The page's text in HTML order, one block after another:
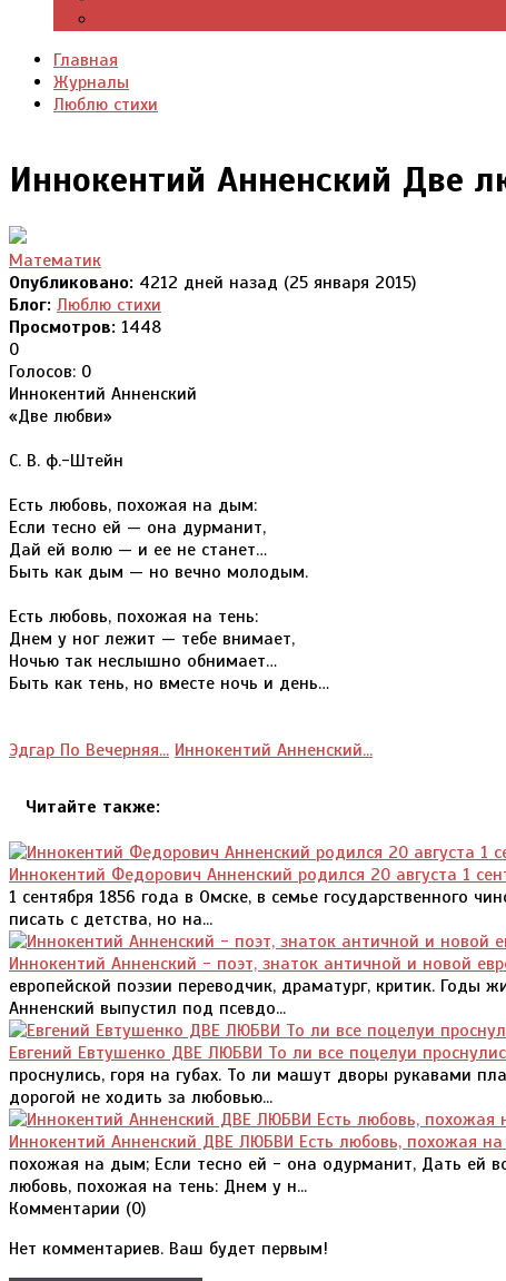
Главная
Журналы
Люблю стихи
Иннокентий Анненский Две
Математик
Опубликовано: 4212 дней назад (25 января 2015)
Блог: Люблю стихи
Просмотров: 1448
0
Голосов: 0
Иннокентий Анненский
«Две любви»
С. В. ф.-Штейн
Есть любовь, похожая на дым:
Если тесно ей — она дурманит,
Дай ей волю — и ее не станет…
Быть как дым — но вечно молодым.
Есть любовь, похожая на тень:
Днем у ног лежит — тебе внимает,
Ночью так неслышно обнимает…
Быть как тень, но вместе ночь и день…
Эдгар По Вечерняя... Иннокентий Анненский...
Читайте также:
Иннокентий Федорович Анненский родился 20 августа 1
1 сентября 1856 года в Омске, в семье государственного
писать с детства, но на...
Иннокентий Анненский - поэт, знаток античной и новой
европейской поэзии переводчик, драматург, критик. Годы
Анненский выпустил под псевдо...
Евгений Евтушенко ДВЕ ЛЮБВИ То ли все поцелуи
проснулись, горя на губах. То ли машут дворы рукавами
дорогой не ходить за любовью...
Иннокентий Анненский ДВЕ ЛЮБВИ Есть любовь, похожая
похожая на дым; Если тесно ей - она одурманит, Дать ей
любовь, похожая на тень: Днем у н...
Комментарии (0)
Нет комментариев. Ваш будет первым!